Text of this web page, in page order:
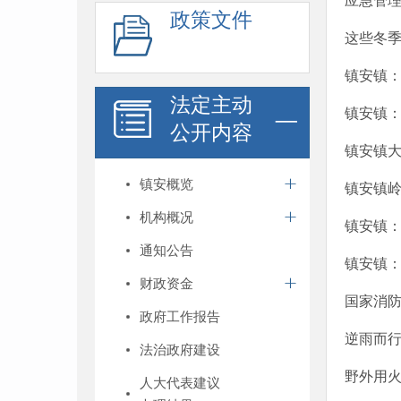
政策文件
法定主动
公开内容
镇安概览
机构概况
通知公告
财政资金
政府工作报告
法治政府建设
人大代表建议
这些冬
镇安镇
镇安镇
镇安镇
镇安镇
镇安镇
镇安镇
国家消
逆雨而
野外用